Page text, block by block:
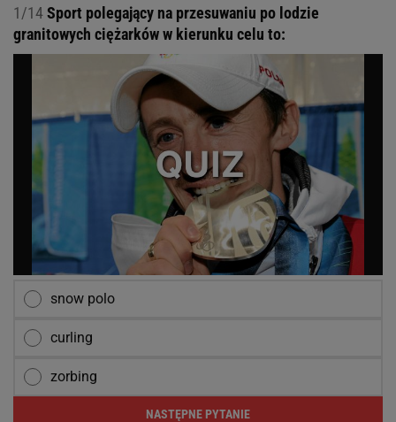
1/14Sport polegający na przesuwaniu po lodzie
granitowych ciężarków w kierunku celu to:
snow polo
curling
zorbing
NASTĘPNE PYTANIE